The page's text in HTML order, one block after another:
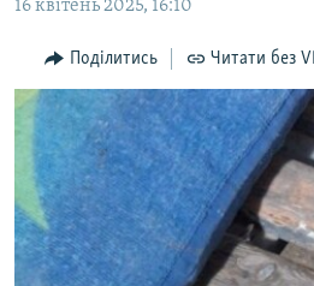
Перейти
до
пошуку
БЛОГИ
ПОГЛЯД
ІНТЕРВ'Ю
ВСЕ ЗА ДЕНЬ
СПЕЦПРОЕКТИ
ДЕПОРТАЦІЯ
ВІДЕОУРОКИ «ELIFBE»
ЯК ОБІЙТИ БЛОКУВАННЯ
16 квітень 2025, 16:10
Поділитись Читати без